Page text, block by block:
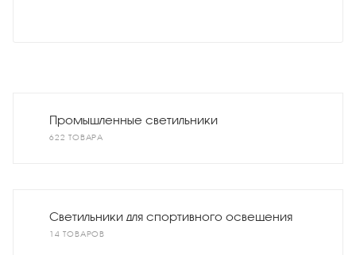
Промышленные светильники
622 ТОВАРА
Светильники для спортивного освещения
14 ТОВАРОВ